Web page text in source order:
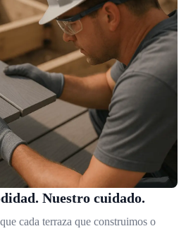
Nuestro cuidado.
cada terraza que construimos o